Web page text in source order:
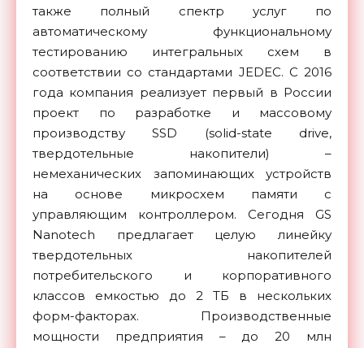
также полный спектр услуг по
автоматическому функциональному
тестированию интегральных схем в
соответствии со стандартами JEDEC. С 2016
года компания реализует первый в России
проект по разработке и массовому
производству SSD (solid-state drive,
твердотельные накопители) –
немеханических запоминающих устройств
на основе микросхем памяти с
управляющим контроллером. Сегодня GS
Nanotech предлагает целую линейку
твердотельных накопителей
потребительского и корпоративного
классов емкостью до 2 ТБ в нескольких
форм-факторах. Производственные
мощности предприятия – до 20 млн